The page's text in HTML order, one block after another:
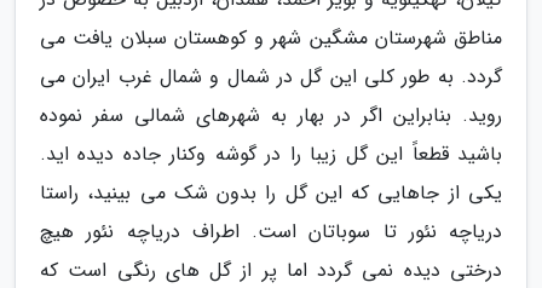
مناطق شهرستان مشگین شهر و کوهستان سبلان یافت می
گردد. به طور کلی این گل در شمال و شمال غرب ایران می
روید. بنابراین اگر در بهار به شهرهای شمالی سفر نموده
باشید قطعاً این گل زیبا را در گوشه وکنار جاده دیده اید.
یکی از جاهایی که این گل را بدون شک می بینید، راستا
دریاچه نئور تا سوباتان است. اطراف دریاچه نئور هیچ
درختی دیده نمی گردد اما پر از گل های رنگی است که